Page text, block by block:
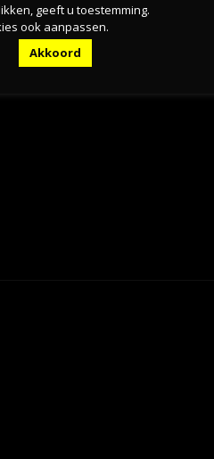
并表示正在调查具体原
geeft u toestemming.
ook aanpassen.
Akkoord